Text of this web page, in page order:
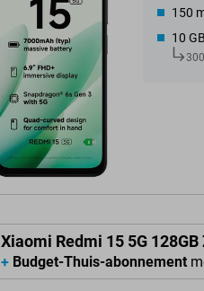
150
10
Xiaomi Redmi 15 5G
+ Budget-Thuis-abonnement